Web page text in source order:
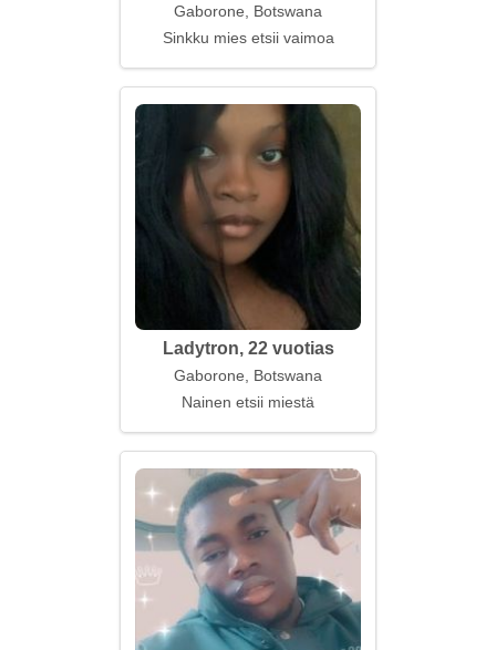
Gaborone, Botswana
Sinkku mies etsii vaimoa
Ladytron, 22 vuotias
Gaborone, Botswana
Nainen etsii miestä